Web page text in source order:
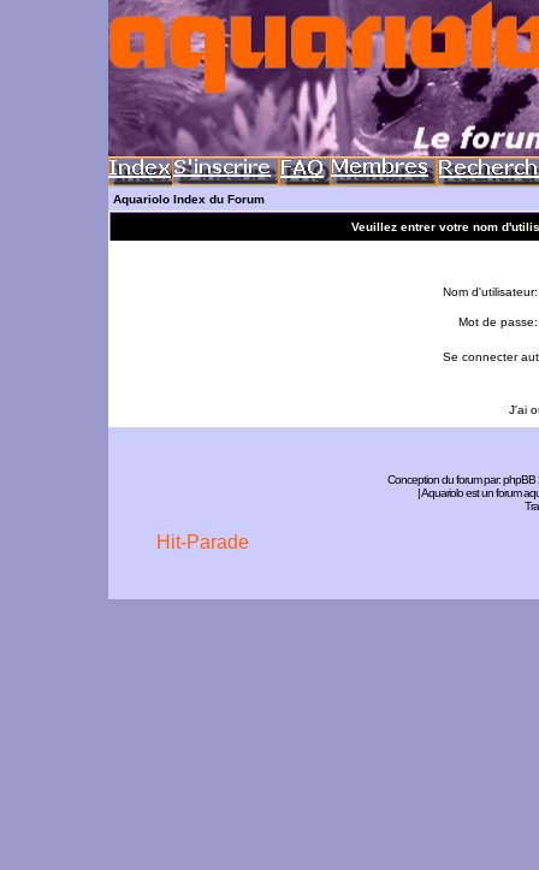
Aquariolo Index du Forum
Veuillez entrer votre nom
Nom d'utilisateur:
Mot de passe:
Se connecter
J'ai
Conception du forum par:phpBB
| Aquariolo est un forum